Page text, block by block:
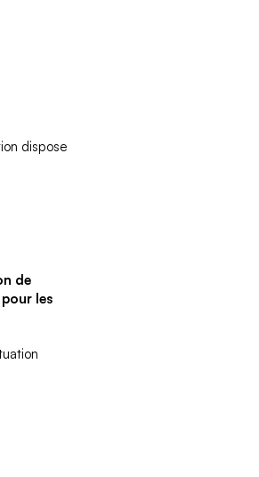
dispose
de
les